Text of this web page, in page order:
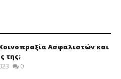
Ασφαλιστών και
της;
0